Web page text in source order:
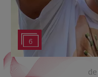
6
de